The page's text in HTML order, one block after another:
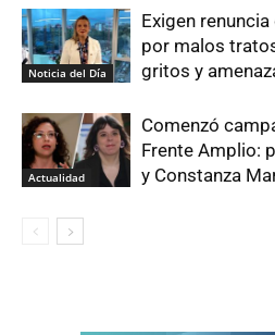
Noticia del Día
Exigen
por malos
gritos y
Actualidad
Comenzó
Frente Amplio:
y Constanza